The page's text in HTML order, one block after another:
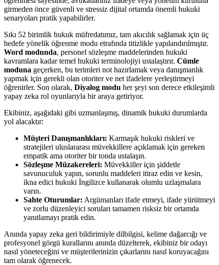
girmeden önce güvenli ve stressiz dijital ortamda önemli hukuki
senaryoları pratik yapabilirler.
Sıkı 52 birimlik hukuk müfredatımız, tam akıcılık sağlamak için üç
hedefe yönelik öğrenme modu etrafında titizlikle yapılandırılmıştır.
Word modunda, personel sözleşme maddelerinden hukuki
kavramlara kadar temel hukuki terminolojiyi ustalaştırır. Cümle
moduna geçerken, bu terimleri not hazırlamak veya danışmanlık
yapmak için gerekli olan otoriter ve net ifadelere yerleştirmeyi
öğrenirler. Son olarak, Diyalog modu her şeyi son derece etkileşimli
yapay zeka rol oyunlarıyla bir araya getiriyor.
Ekibiniz, aşağıdaki gibi uzmanlaşmış, dinamik hukuki durumlarda
yol alacaktır:
Müşteri Danışmanlıkları: Karmaşık hukuki riskleri ve
stratejileri uluslararası müvekkillere açıklamak için gereken
empatik ama otoriter bir tonda ustalaşın.
Sözleşme Müzakereleri: Müvekkiller için şiddetle
savunuculuk yapın, sorunlu maddeleri itiraz edin ve kesin,
ikna edici hukuki İngilizce kullanarak olumlu uzlaşmalara
varın.
Sahte Oturumlar: Argümanları ifade etmeyi, ifade yürütmeyi
ve zorlu düzenleyici soruları tamamen risksiz bir ortamda
yanıtlamayı pratik edin.
Anında yapay zeka geri bildirimiyle dilbilgisi, kelime dağarcığı ve
profesyonel görgü kurallarını anında düzelterek, ekibiniz bir odayı
nasıl yöneteceğini ve müşterilerinizin çıkarlarını nasıl koruyacağını
tam olarak öğrenecek.